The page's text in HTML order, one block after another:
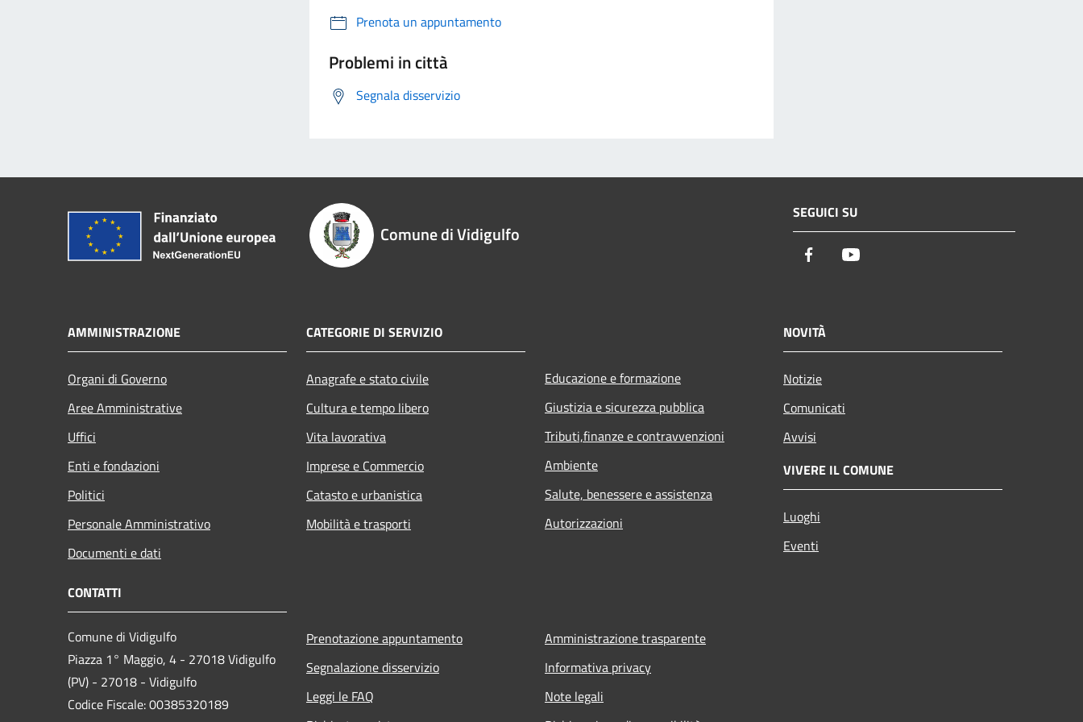
Prenota un appuntamento
Problemi in città
Segnala disservizio
Comune di Vidigulfo
SEGUICI SU
Facebook
AMMINISTRAZIONE
Organi di Governo
Aree Amministrative
Uffici
Enti e fondazioni
Politici
Personale Amministrativo
Documenti e dati
CATEGORIE DI SERVIZIO
Anagrafe e stato civile
Cultura e tempo libero
Vita lavorativa
Imprese e Commercio
Catasto e urbanistica
Mobilità e trasporti
Educazione e formazione
Giustizia e sicurezza pubblica
Tributi,finanze e contravvenzioni
Ambiente
Salute, benessere e assistenza
Autorizzazioni
NOVITÀ
Notizie
Comunicati
Avvisi
VIVERE IL COMUNE
Luoghi
Eventi
CONTATTI
Comune di Vidigulfo
Piazza 1° Maggio, 4 - 27018 Vidigulfo
(PV) - 27018 - Vidigulfo
Codice Fiscale: 00385320189
Prenotazione appuntamento
Segnalazione disservizio
Leggi le FAQ
Amministrazione trasparente
Informativa privacy
Note legali